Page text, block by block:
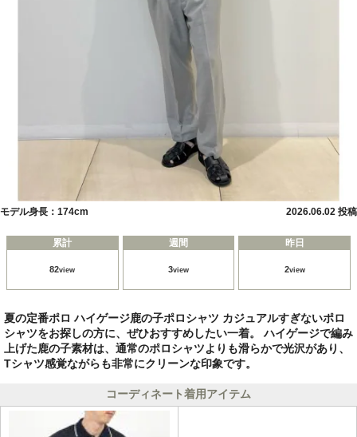
モデル身長：174cm 2026.06.02 投稿
累計
82view
週間
3view
昨日
2view
夏の定番ポロ ハイゲージ鹿の子ポロシャツ カジュアルすぎないポロ
シャツをお探しの方に、ぜひおすすめしたい一着。 ハイゲージで編み
上げた鹿の子素材は、通常のポロシャツよりも滑らかで光沢があり、
Tシャツ感覚ながらも非常にクリーンな印象です。
コーディネート着用アイテム